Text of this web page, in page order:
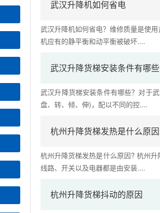
武汉升降机如何省电
武汉升降机如何省电？维修质量是使
机应有的静平衡和动平衡被破坏....
武汉升降货梯安装条件有哪些
武汉升降货梯安装条件有哪些？对于
盘、转、倾、伸)，配以不同的控....
杭州升降货梯发热是什么原因
杭州升降货梯发热是什么原因? 杭州
线路、开关以及电器都是由安装....
杭州升降货梯抖动的原因